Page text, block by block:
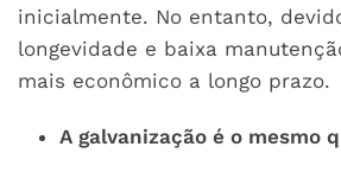
inicialmente. No entanto,
longevidade e baixa
mais econômico a longo prazo.
A galvanização é o mesmo